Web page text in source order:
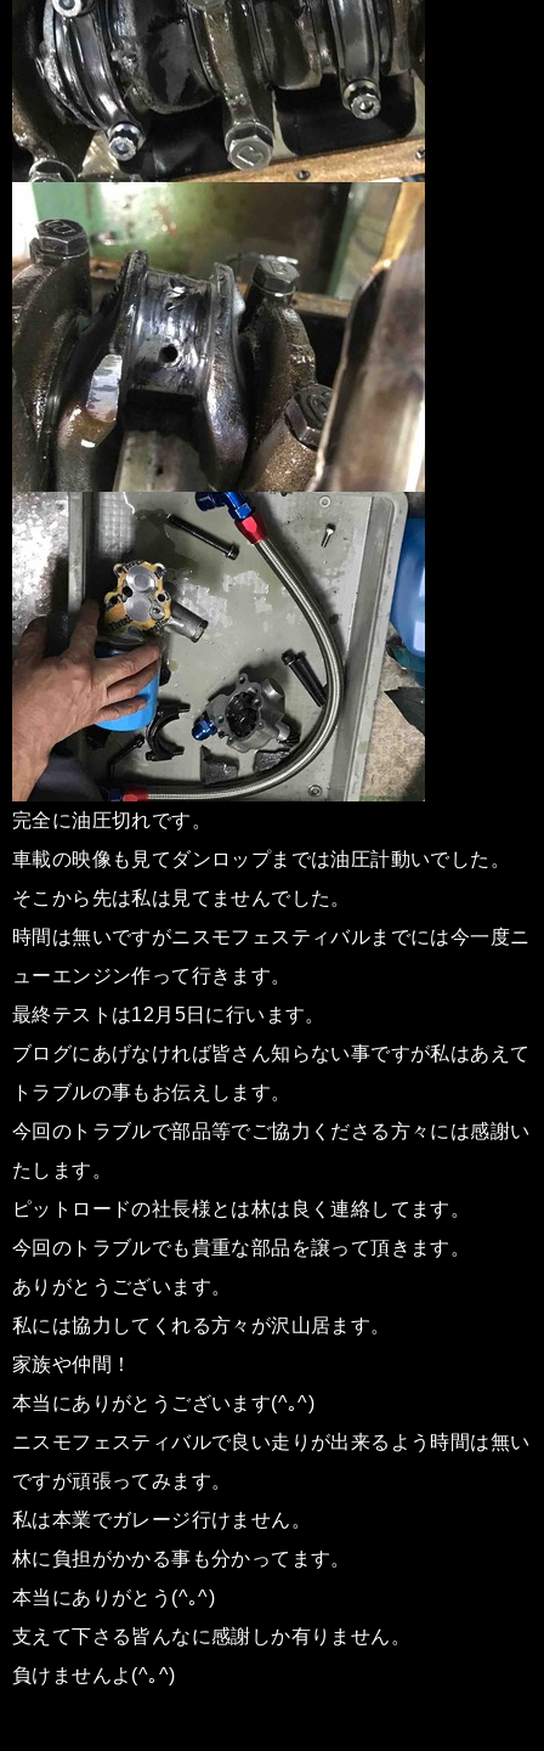
完全に油圧切れです。
車載の映像も見てダンロップまでは油圧計動いでした。
そこから先は私は見てませんでした。
時間は無いですがニスモフェスティバルまでには今一度ニ
ューエンジン作って行きます。
最終テストは12月5日に行います。
ブログにあげなければ皆さん知らない事ですが私はあえて
トラブルの事もお伝えします。
今回のトラブルで部品等でご協力くださる方々には感謝い
たします。
ピットロードの社長様とは林は良く連絡してます。
今回のトラブルでも貴重な部品を譲って頂きます。
ありがとうございます。
私には協力してくれる方々が沢山居ます。
家族や仲間！
本当にありがとうございます(^｡^)
ニスモフェスティバルで良い走りが出来るよう時間は無い
ですが頑張ってみます。
私は本業でガレージ行けません。
林に負担がかかる事も分かってます。
本当にありがとう(^｡^)
支えて下さる皆んなに感謝しか有りません。
負けませんよ(^｡^)